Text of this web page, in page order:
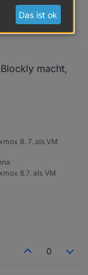
Blockly-
macht,
8. 7. als VM
8.7. als VM
0
Das ist ok